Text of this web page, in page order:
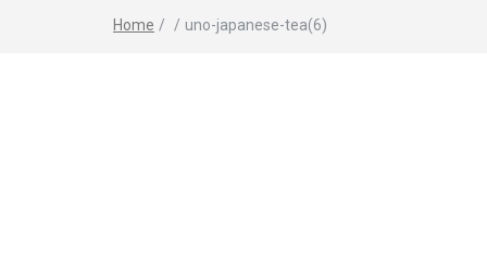
Home / / uno-japanese-tea(6)